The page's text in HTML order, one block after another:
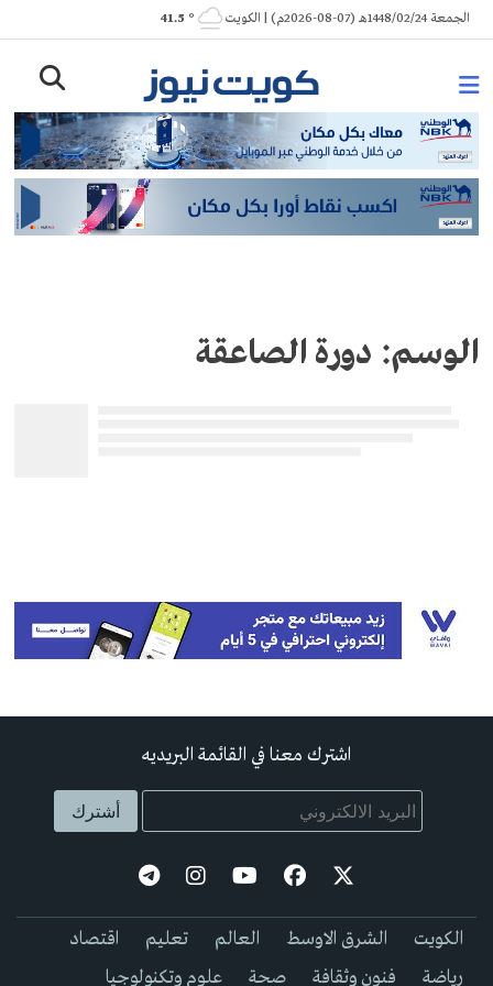
Skip
to
الجمعة 1448/02/24هـ (07-08-2026م) | الكويت ° 41.5
الوسم: دورة الصاعقة
اشترك معنا في القائمة البريديه
الكويت الشرق الاوسط العالم تعليم
اقتصاد
رياضة
فنون وثقافة صحة علوم وتكنولوجيا